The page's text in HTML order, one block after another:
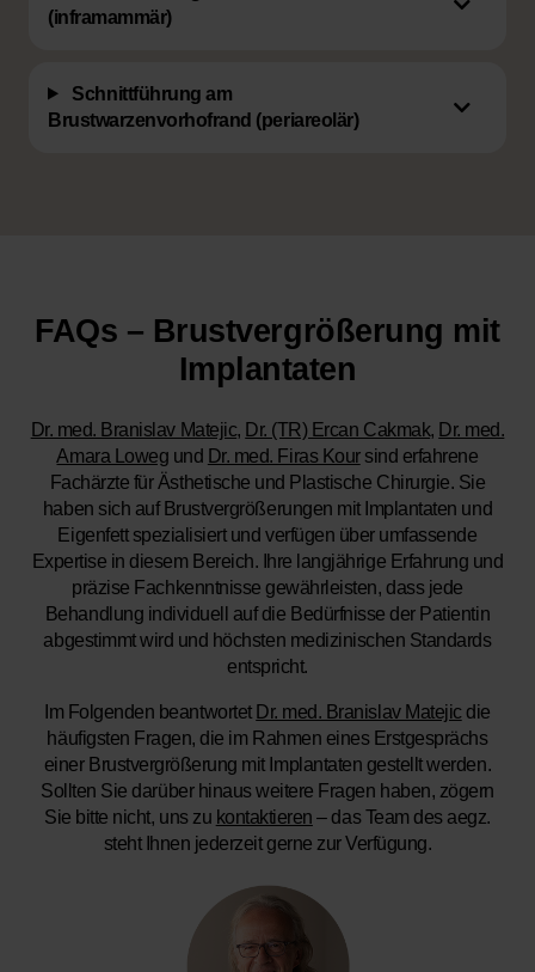
(inframammär)
Schnittführung am
Brustwarzenvorhofrand (periareolär)
FAQs – Brustvergrößerung mit
Implantaten
Dr. med. Branislav Matejic, Dr. (TR) Ercan Cakmak, Dr. med.
Amara Loweg und Dr. med. Firas Koursind erfahrene
Fachärzte für Ästhetische und Plastische Chirurgie. Sie
haben sich auf Brustvergrößerungen mit Implantaten und
Eigenfett spezialisiert und verfügen über umfassende
Expertise in diesem Bereich. Ihre langjährige Erfahrung und
präzise Fachkenntnisse gewährleisten, dass jede
Behandlung individuell auf die Bedürfnisse der Patientin
abgestimmt wird und höchsten medizinischen Standards
entspricht.
Im Folgenden beantwortet Dr. med. Branislav Matejic die
häufigsten Fragen, die im Rahmen eines Erstgesprächs
einer Brustvergrößerung mit Implantaten gestellt werden.
Sollten Sie darüber hinaus weitere Fragen haben, zögern
Sie bitte nicht, uns zu kontaktieren – das Team des aegz.
steht Ihnen jederzeit gerne zur Verfügung.